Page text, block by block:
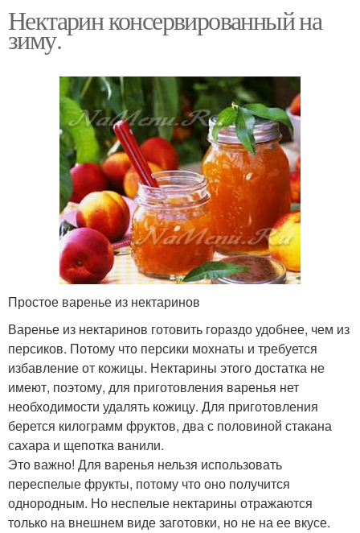
Нектарин консервированный на
зиму.
Простое варенье из нектаринов
Варенье из нектаринов готовить гораздо удобнее, чем из
персиков. Потому что персики мохнаты и требуется
избавление от кожицы. Нектарины этого достатка не
имеют, поэтому, для приготовления варенья нет
необходимости удалять кожицу. Для приготовления
берется килограмм фруктов, два с половиной стакана
сахара и щепотка ванили.
Это важно! Для варенья нельзя использовать
переспелые фрукты, потому что оно получится
однородным. Но неспелые нектарины отражаются
только на внешнем виде заготовки, но не на ее вкусе.